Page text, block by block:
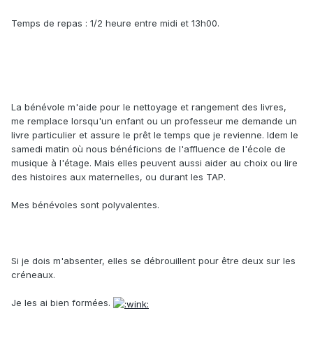
Temps de repas : 1/2 heure entre midi et 13h00.
La bénévole m'aide pour le nettoyage et rangement des livres,
me remplace lorsqu'un enfant ou un professeur me demande un
livre particulier et assure le prêt le temps que je revienne. Idem le
samedi matin où nous bénéficions de l'affluence de l'école de
musique à l'étage. Mais elles peuvent aussi aider au choix ou lire
des histoires aux maternelles, ou durant les TAP.
Mes bénévoles sont polyvalentes.
Si je dois m'absenter, elles se débrouillent pour être deux sur les
créneaux.
Je les ai bien formées.